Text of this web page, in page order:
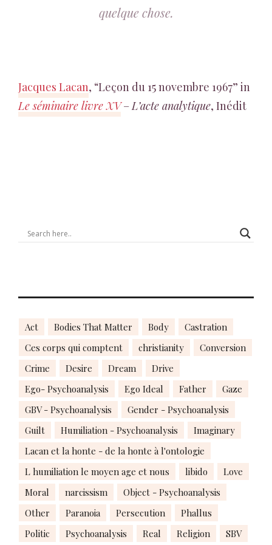
quelque chose.
Jacques Lacan, “Leçon du 15 novembre 1967” in
Le séminaire livre XV–L’acte analytique, Inédit
Act Bodies That Matter Body
Castration
Ces corps qui comptent
christianity
Conversion
Crime
Desire Dream
Drive
Ego- Psychoanalysis
Ego Ideal Father
Gaze
GBV - Psychoanalysis
Gender - Psychoanalysis
Guilt
Humiliation - Psychoanalysis
Imaginary
Lacan et la honte - de la honte à l'ontologie
L humiliation le moyen age et nous
libido
Love
Moral
narcissism
Object - Psychoanalysis
Other
Paranoia Persecution
Phallus
Politic
Psychoanalysis Real Religion SBV